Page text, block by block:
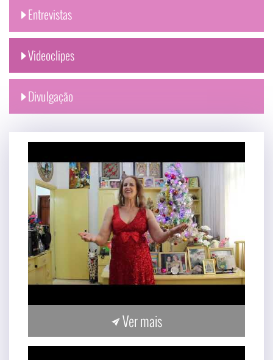
Entrevistas
Videoclipes
Divulgação
Ver mais